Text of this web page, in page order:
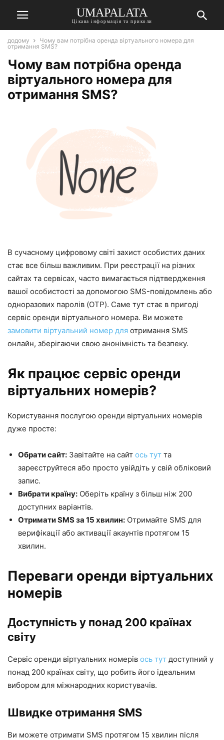
UMAPALATA
Цікава інформація та приколи
додому
Чому вам потрібна оренда віртуального номера для
отримання SMS?
Чому вам потрібна оренда
віртуального номера для
отримання SMS?
В сучасному цифровому світі захист особистих даних
стає все більш важливим. При реєстрації на різних
сайтах та сервісах, часто вимагається підтвердження
вашої особистості за допомогою SMS-повідомлень або
одноразових паролів (OTP). Саме тут стає в пригоді
сервіс оренди віртуального номера. Ви можете
замовити віртуальний номер для отримання SMS
онлайн, зберігаючи свою анонімність та безпеку.
Як працює сервіс оренди
віртуальних номерів?
Користування послугою оренди віртуальних номерів
дуже просте:
Обрати сайт: Завітайте на сайт ось тут та
зареєструйтеся або просто увійдіть у свій обліковий
запис.
Вибрати країну: Оберіть країну з більш ніж 200
доступних варіантів.
Отримати SMS за 15 хвилин: Отримайте SMS для
верифікації або активації акаунтів протягом 15
хвилин.
Переваги оренди віртуальних
номерів
Доступність у понад 200 країнах
світу
Сервіс оренди віртуальних номерів ось тут доступний у
понад 200 країнах світу, що робить його ідеальним
вибором для міжнародних користувачів.
Швидке отримання SMS
Ви можете отримати SMS протягом 15 хвилин після